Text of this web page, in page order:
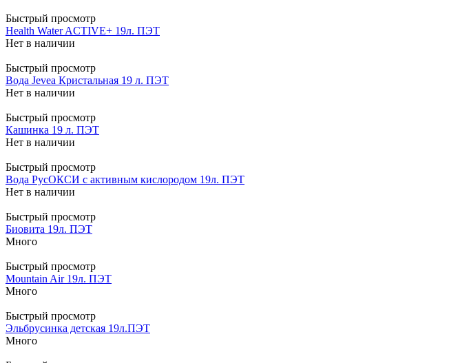
Быстрый просмотр
Health Water ACTIVE+ 19л. ПЭТ
Нет в наличии
Быстрый просмотр
Вода Jevea Кристальная 19 л. ПЭТ
Нет в наличии
Быстрый просмотр
Кашинка 19 л. ПЭТ
Нет в наличии
Быстрый просмотр
Вода РусОКСИ с активным кислородом 19л. ПЭТ
Нет в наличии
Быстрый просмотр
Биовита 19л. ПЭТ
Много
Быстрый просмотр
Mountain Air 19л. ПЭТ
Много
Быстрый просмотр
Эльбрусинка детская 19л.ПЭТ
Много